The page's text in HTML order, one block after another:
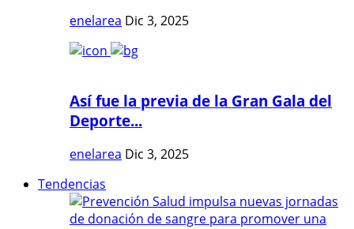
enelarea Dic 3, 2025
Así fue la previa de la Gran Gala del
Deporte...
enelarea Dic 3, 2025
Tendencias